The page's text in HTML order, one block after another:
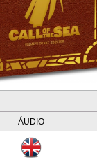
ÁUDIO